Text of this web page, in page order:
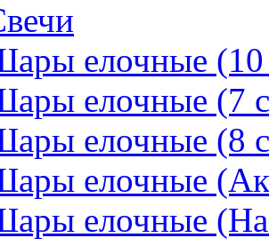
елочные
елочные (7
елочные (8
елочные
елочные